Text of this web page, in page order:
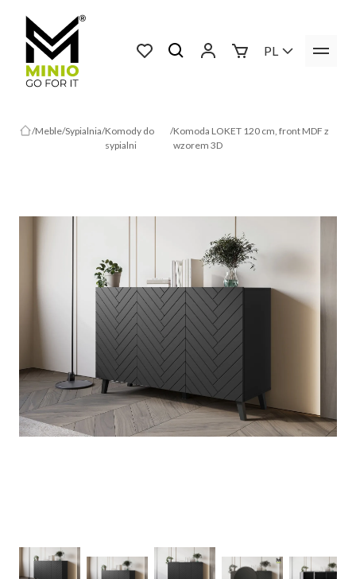
PL
Meble Sypialnia Komody do
sypialni
Komoda LOKET 120 cm, front MDF z
wzorem 3D